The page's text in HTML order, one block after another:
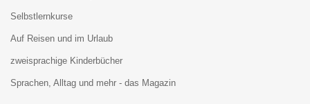
Selbstlernkurse
Auf Reisen und im Urlaub
zweisprachige Kinderbücher
Sprachen, Alltag und mehr - das Magazin